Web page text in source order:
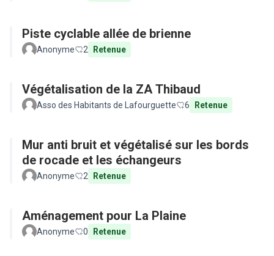
Piste cyclable allée de brienne
Anonyme 2 Retenue
Végétalisation de la ZA Thibaud
Asso des Habitants de Lafourguette 6 Retenue
Mur anti bruit et végétalisé sur les bords
de rocade et les échangeurs
Anonyme 2 Retenue
Aménagement pour La Plaine
Anonyme 0 Retenue